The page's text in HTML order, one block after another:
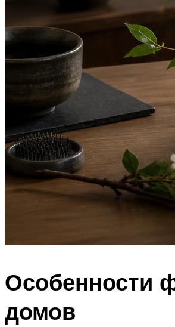
Особенности
домов